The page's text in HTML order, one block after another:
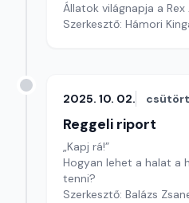
Állatok világnapja a
Szerkesztő: Hámori
2025. 10. 02.
Reggeli riport
„Kapj rá!”
Hogyan lehet a halat a
tenni?
Szerkesztő: Balázs